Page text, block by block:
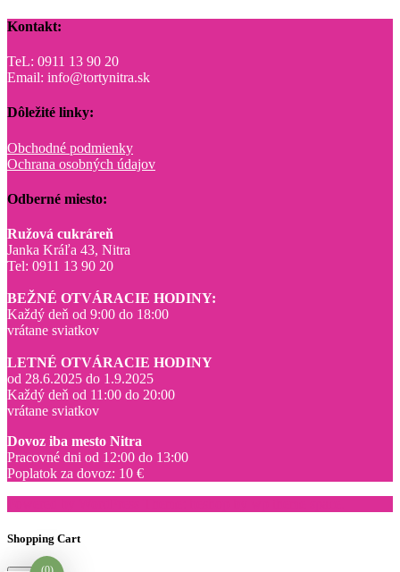
Kontakt:
TeL: 0911 13 90 20
Email: info@tortynitra.sk
Dôležité linky:
Obchodné podmienky
Ochrana osobných údajov
Odberné miesto:
Ružová cukráreň
Janka Kráľa 43, Nitra
Tel: 0911 13 90 20
BEŽNÉ OTVÁRACIE HODINY:
Každý deň od 9:00 do 18:00
vrátane sviatkov
LETNÉ OTVÁRACIE HODINY
od 28.6.2025 do 1.9.2025
Každý deň od 11:00 do 20:00
vrátane sviatkov
Dovoz iba mesto Nitra
Pracovné dni od 12:00 do 13:00
Poplatok za dovoz: 10 €
Shopping Cart